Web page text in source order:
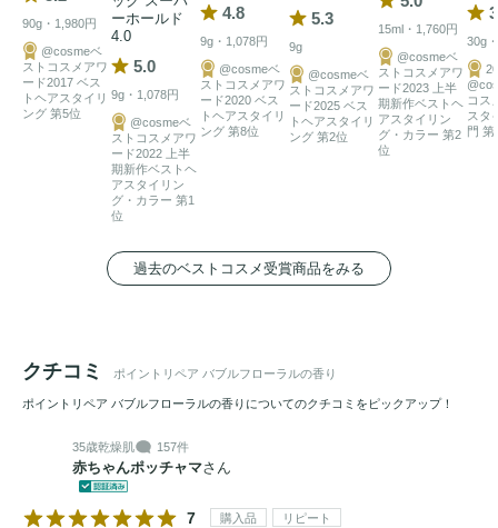
90g・1,980円
@cosmeベ
ストコスメアワ
ード2017 ベス
トヘアスタイリ
ング 第5位
ーホールド
4.0
5.0
9g・1,078円
@cosmeベ
ストコスメアワ
ード2022 上半
期新作ベストヘ
アスタイリン
グ・カラー 第1
位
4.8
9g・1,078円
@cosmeベ
ストコスメアワ
ード2020 ベス
トヘアスタイリ
ング 第8位
5.3
9g
@cosmeベ
ストコスメアワ
ード2025 ベス
トヘアスタイリ
ング 第2位
15ml・1,760円
@cosmeベ
ストコスメアワ
ード2023 上半
期新作ベストヘ
アスタイリン
グ・カラー 第2
位
30g
コス
スタ
門 第
過去のベストコスメ受賞商品をみる
クチコミ ポイントリペア バブルフローラルの香り
ポイントリペア バブルフローラルの香りについてのクチコミをピックアップ！
35歳乾燥肌 157件
赤ちゃんポッチャマさん
7 購入品 リピート